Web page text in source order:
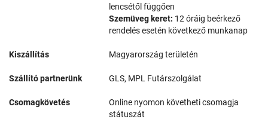
lencsétől függően
Szemüveg keret: 12 óráig beérkező
rendelés esetén következő munkanap
Kiszállítás Magyarország területén
Szállító partnerünk GLS, MPL Futárszolgálat
Csomagkövetés
Online nyomon követheti csomagja
státuszát